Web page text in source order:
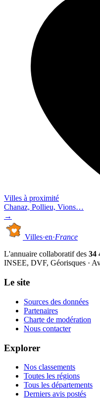
Villes à proximité
Chanaz, Pollieu, Vions…
→
Villes·en·France
L'annuaire collaboratif des 34
INSEE, DVF, Géorisques ·
Le site
Sources des données
Partenaires
Charte de modération
Nous contacter
Explorer
Nos classements
Toutes les régions
Tous les départements
Derniers avis postés